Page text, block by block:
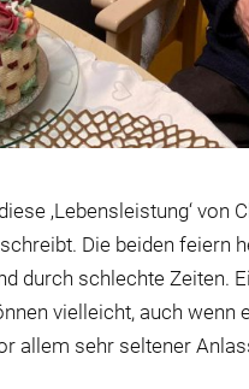
‚Lebensleistung‘ von
Die beiden feiern
durch schlechte Zeiten.
vielleicht, auch wenn
allem sehr seltener